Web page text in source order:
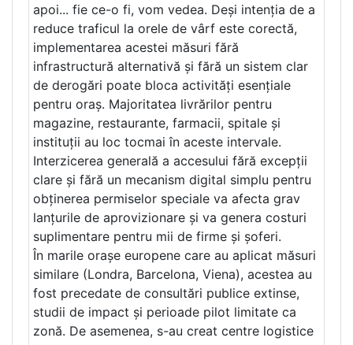
apoi... fie ce-o fi, vom vedea. Deși intenția de a
reduce traficul la orele de vârf este corectă,
implementarea acestei măsuri fără
infrastructură alternativă și fără un sistem clar
de derogări poate bloca activități esențiale
pentru oraș. Majoritatea livrărilor pentru
magazine, restaurante, farmacii, spitale și
instituții au loc tocmai în aceste intervale.
Interzicerea generală a accesului fără excepții
clare și fără un mecanism digital simplu pentru
obținerea permiselor speciale va afecta grav
lanțurile de aprovizionare și va genera costuri
suplimentare pentru mii de firme și șoferi.
În marile orașe europene care au aplicat măsuri
similare (Londra, Barcelona, Viena), acestea au
fost precedate de consultări publice extinse,
studii de impact și perioade pilot limitate ca
zonă. De asemenea, s-au creat centre logistice